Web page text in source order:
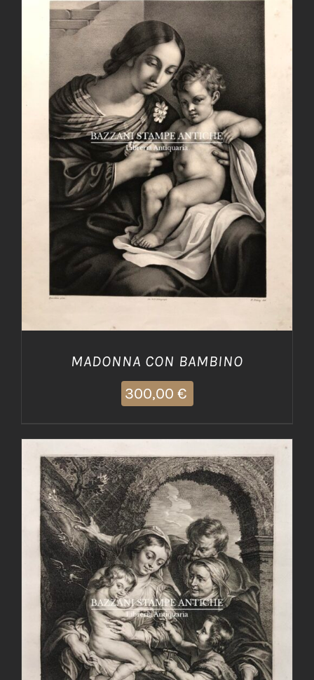
AGGIUNGI AL CARRELLO DETTAGLI
MADONNA CON BAMBINO
300,00 €
AGGIUNGI AL CARRELLO / DETTAGLI